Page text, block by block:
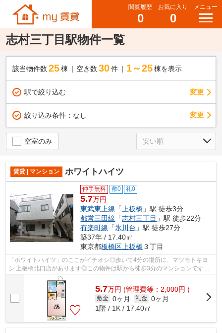
閲覧履歴
0
お気に入り
0
メニュー
志村三丁目駅物件一覧
該当物件数 25棟 空き数 30 件 1～25 棟を表示
駅で絞り込む 変更
絞り込み条件： なし 変更
空室のみ
賃貸 | マンション ホワイトハイツ
仲手無料 敷0 礼0
5.7万円
東武東上線 「上板橋 」駅 徒歩3分
都営三田線 「志村三丁目 」駅 徒歩22分
有楽町線 「氷川台 」駅 徒歩27分
築37年 / 17.40㎡
東京都板橋区上板橋３丁目
「ホワイトハイツ」のここがイチオシ◎歩いて4分の場所に、マツモトキヨ
シ 上板橋北口店があります◎この物件は駅から徒歩3分のマンションです◎2
沿線利用可能なため、電車利用に便利なマ...
5.7万円 (管理費等：2,000円 )
敷金 0ヶ月 礼金 0ヶ月
1階 / 1K / 17.40㎡